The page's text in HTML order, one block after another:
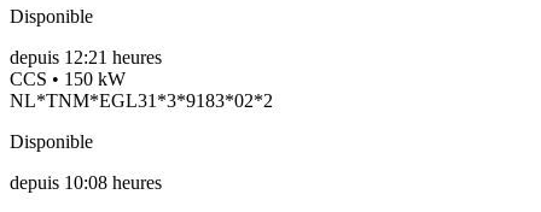
Disponible
depuis 12:21 heures
CCS • 150 kW
NL*TNM*EGL31*3*9183*02*2
Disponible
depuis 10:08 heures